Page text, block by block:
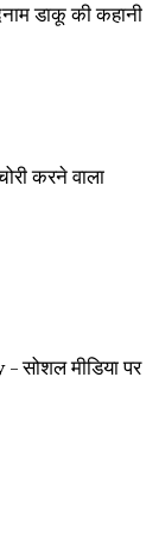
डाकू की कहानी
करने वाला
मीडिया पर